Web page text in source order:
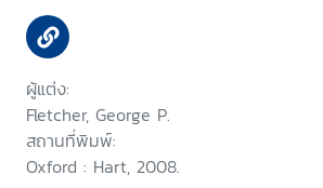
ผู้แต่ง:
Fletcher, George P.
สถานที่พิมพ์:
Oxford : Hart, 2008.